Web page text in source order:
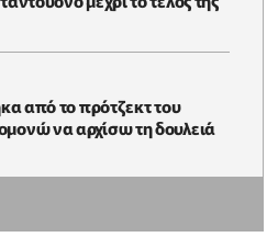
από το πρότζεκτ του
να αρχίσω τη δουλειά